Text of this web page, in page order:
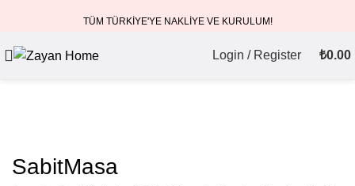
TÜM TÜRKİYE'YE NAKLİYE VE KURULUM!
Login / Register ₺0.00
SabitMasa